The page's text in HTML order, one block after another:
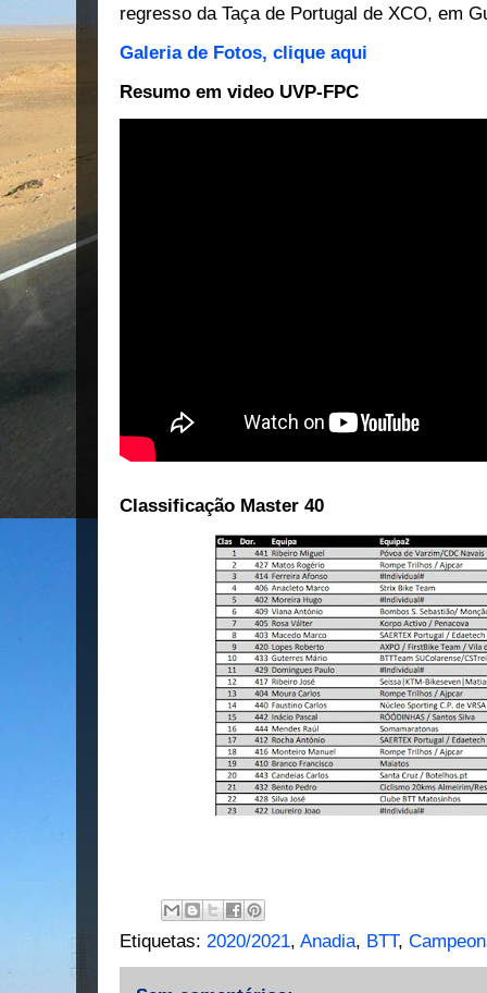
regresso da Taça de Portugal de XCO, em
Galeria de Fotos, clique aqui
Resumo em video UVP-FPC
Classificação Master 40
Etiquetas: 2020/2021, Anadia, BTT,